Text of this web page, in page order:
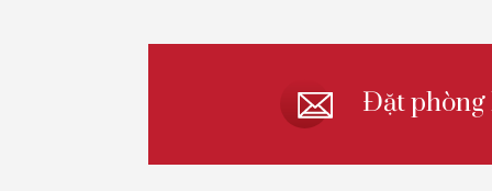
Đặt phòng